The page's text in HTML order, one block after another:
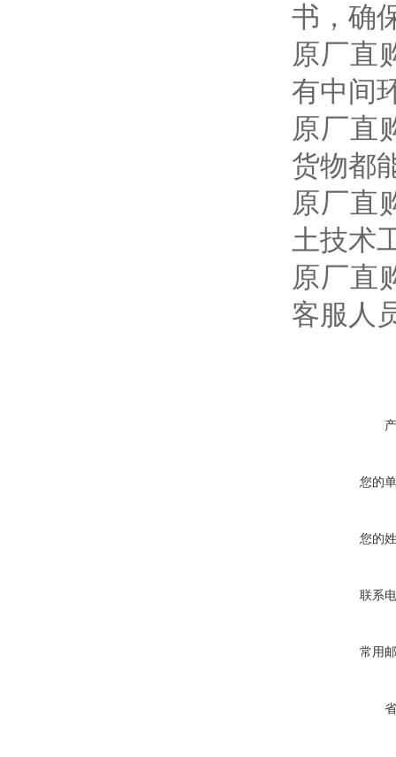
书，确
原厂直
有中间
原厂直
货物都
原厂直
土技术
原厂直
客服人
您的
您的
联系
常用